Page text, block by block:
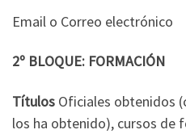
Email o Correo electrónico
2º BLOQUE: FORMACIÓN
Títulos Oficiales obtenidos
los ha obtenido), cursos de